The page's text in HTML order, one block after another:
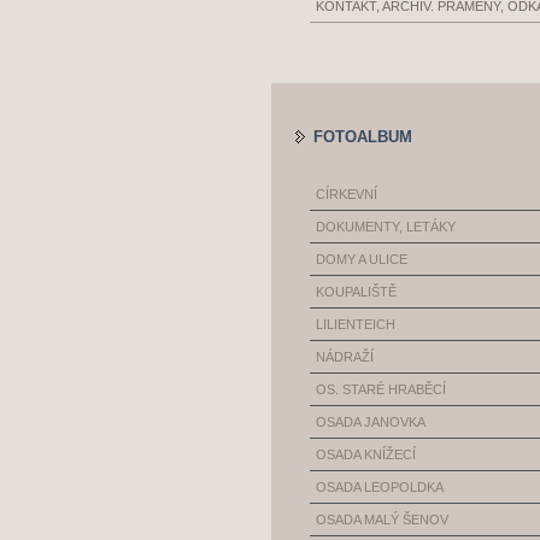
KONTAKT, ARCHIV. PRAMENY,
FOTOALBUM
CÍRKEVNÍ
DOKUMENTY, LETÁKY
DOMY A ULICE
KOUPALIŠTĚ
LILIENTEICH
NÁDRAŽÍ
OS. STARÉ HRABĚCÍ
OSADA JANOVKA
OSADA KNÍŽECÍ
OSADA LEOPOLDKA
OSADA MALÝ ŠENOV